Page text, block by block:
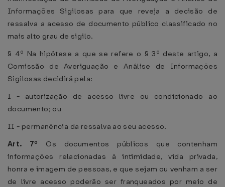
Informações Sigilosas para que reveja a decisão de
ressalva a acesso de documento público classificado no
mais alto grau de sigilo.
§ 4º Na hipótese a que se refere o § 3º deste artigo, a
Comissão de Averiguação e Análise de Informações
Sigilosas decidirá pela:
I - autorização de acesso livre ou condicionado ao
documento; ou
II - permanência da ressalva ao seu acesso.
Art. 7º Os documentos públicos que contenham
informações relacionadas à intimidade, vida privada,
honra e imagem de pessoas, e que sejam ou venham a ser
de livre acesso poderão ser franqueados por meio de